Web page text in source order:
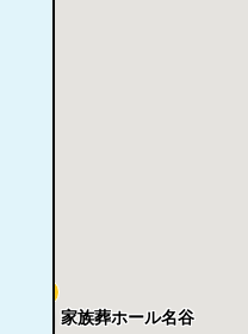
家族葬ホール名谷